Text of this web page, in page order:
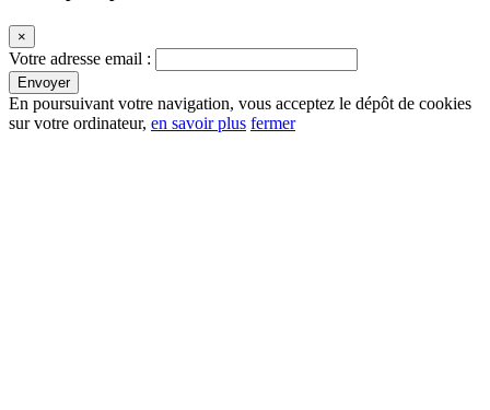
×
Votre adresse email :
En poursuivant votre navigation, vous acceptez le dépôt de cookies
sur votre ordinateur, en savoir plus fermer